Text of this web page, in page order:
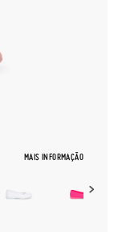
MAIS INFORMAÇÃO